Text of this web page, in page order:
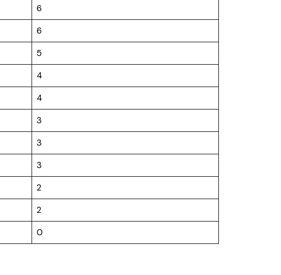
6
6
5
4
4
3
3
3
2
2
0